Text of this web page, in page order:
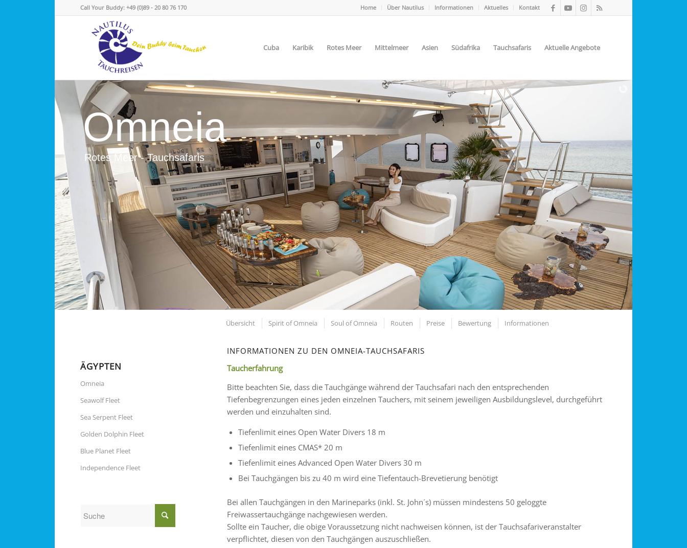
Home Über Nautilus Informationen Aktuelles Kontakt
Call Your Buddy: +49 (0)89 - 20 80 76 170
Cuba Karibik Rotes Meer Mittelmeer Asien Südafrika Tauchsafaris Aktuelle Angebote
Omneia
Rotes Meer - Tauchsafaris
Übersicht Spirit of Omneia Soul of Omneia Routen Preise Bewertung Informationen
INFORMATIONEN ZU DEN OMNEIA-TAUCHSAFARIS
Taucherfahrung
Bitte beachten Sie, dass die Tauchgänge während der Tauchsafari nach den entsprechenden
Tiefenbegrenzungen eines jeden einzelnen Tauchers, mit seinem jeweiligen Ausbildungslevel, durchgeführt
werden und einzuhalten sind.
Tiefenlimit eines Open Water Divers 18 m
Tiefenlimit eines CMAS* 20 m
Tiefenlimit eines Advanced Open Water Divers 30 m
Bei Tauchgängen bis zu 40 m wird eine Tiefentauch-Brevetierung benötigt
Bei allen Tauchgängen in den Marineparks (inkl. St. John´s) müssen mindestens 50 geloggte
Freiwassertauchgänge nachgewiesen werden.
Sollte ein Taucher, die obige Voraussetzung nicht nachweisen können, ist der Tauchsafariveranstalter
verpflichtet, diesen von den Tauchgängen auszuschließen.
ÄGYPTEN
Omneia
Seawolf Fleet
Sea Serpent Fleet
Golden Dolphin Fleet
Blue Planet Fleet
Independence Fleet